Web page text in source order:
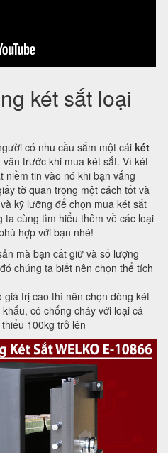
két sắt loại
có nhu cầu sắm một cái két
trước khi mua két sắt. Vì két
niềm tin vào nó khi bạn vắng
tờ quan trọng một cách tốt và
kỹ lưỡng để chọn mua két sắt
cùng tìm hiểu thêm về các loại
hợp với bạn nhé!
mà bạn cất giữ và số lượng
chúng ta biết nên chọn thể tích
trị cao thì nên chọn dòng két
có chống cháy với loại cá
100kg trở lên